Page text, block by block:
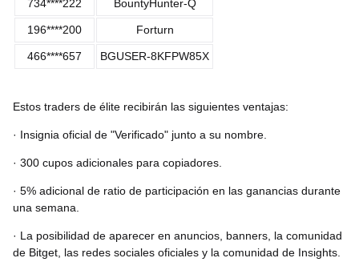
734****222 BountyHunter-Q
196****200 Forturn
466****657 BGUSER-8KFPW85X
Estos traders de élite recibirán las siguientes ventajas:
· Insignia oficial de "Verificado" junto a su nombre.
· 300 cupos adicionales para copiadores.
· 5% adicional de ratio de participación en las ganancias durante
una semana.
· La posibilidad de aparecer en anuncios, banners, la comunidad
de Bitget, las redes sociales oficiales y la comunidad de Insights.